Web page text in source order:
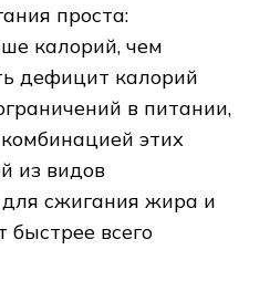
проста:
калорий, чем
дефицит калорий
в питании,
этих
из видов
сжигания жира и
быстрее всего